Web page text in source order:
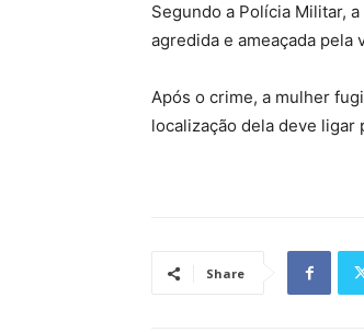
Segundo a Polícia Militar,
agredida e ameaçada pela
Após o crime, a mulher
localização dela deve ligar
Share